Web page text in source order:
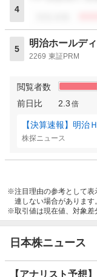
4
5
明治ホールデ
2269 東証PRM
閲覧者数
前日比
2.3 倍
【決算速報】明治
株探ニュース
注目理由の参考として
連しない場合があります。
取引値は現在値、対象差
日本株ニュース
【アナリスト予想